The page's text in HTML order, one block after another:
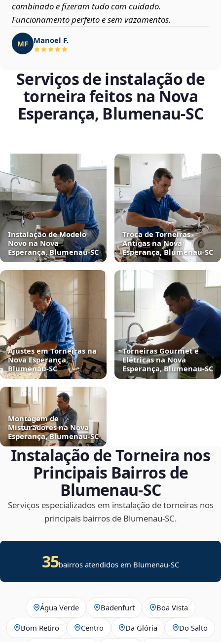
combinado e fizeram tudo com cuidado.
Funcionamento perfeito e sem vazamentos.
MF Manoel F.
Serviços de instalação de
torneira feitos na Nova
Esperança, Blumenau‑SC
Instalação de Modelo
Novo na Nova
Esperança, Blumenau‑SC
Troca de Torneiras
Antigas na Nova
Esperança, Blumenau‑SC
Ajustes em Torneiras na
Nova Esperança,
Blumenau‑SC
Torneiras Gourmet e
Elétricas na Nova
Esperança, Blumenau‑SC
Montagem de
Misturadores na Nova
Esperança, Blumenau‑SC
Instalação de Torneira nos
Principais Bairros de
Blumenau‑SC
Serviços especializados em instalação de torneiras nos
principais bairros de Blumenau‑SC.
35bairros atendidos em Blumenau-SC
Água Verde Badenfurt Boa Vista
Bom Retiro Centro Da Glória Do Salto